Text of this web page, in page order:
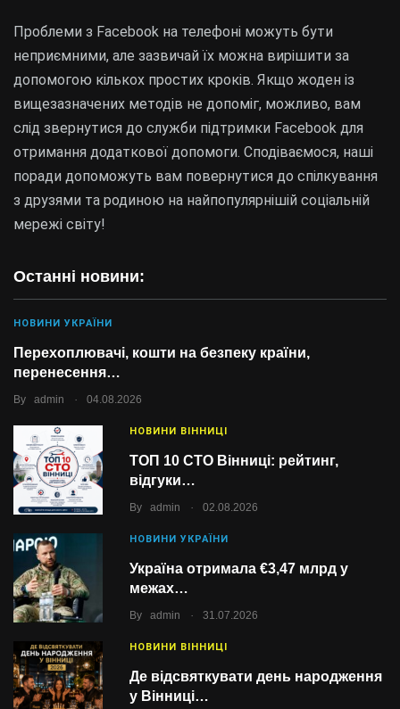
Останні новини:
НОВИНИ УКРАЇНИ
Перехоплювачі, кошти на безпеку країни,
перенесення…
By admin . 04.08.2026
НОВИНИ ВІННИЦІ
ТОП 10 СТО Вінниці: рейтинг,
відгуки…
By admin . 02.08.2026
НОВИНИ УКРАЇНИ
Україна отримала €3,47 млрд у
межах…
By admin . 31.07.2026
НОВИНИ ВІННИЦІ
Де відсвяткувати день народження
у Вінниці…
Проблеми з Facebook на телефоні можуть бути
неприємними, але зазвичай їх можна вирішити за
допомогою кількох простих кроків. Якщо жоден із
вищезазначених методів не допоміг, можливо, вам
слід звернутися до служби підтримки Facebook для
отримання додаткової допомоги. Сподіваємося, наші
поради допоможуть вам повернутися до спілкування
з друзями та родиною на найпопулярнішій соціальній
мережі світу!